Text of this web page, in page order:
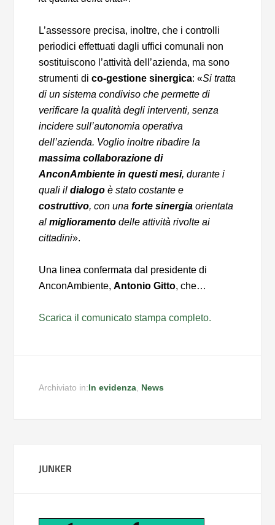
L’assessore precisa, inoltre, che i controlli
periodici effettuati dagli uffici comunali non
sostituiscono l’attività dell’azienda, ma sono
strumenti dico-gestione sinergica: «Si tratta
di un sistema condiviso che permette di
verificare la qualità degli interventi, senza
incidere sull’autonomia operativa
dell’azienda. Voglio inoltre ribadire la
massima collaborazione di
AnconAmbiente in questi mesi, durante i
quali ildialogo è stato costante e
costruttivo, con unaforte sinergia orientata
almiglioramento delle attività rivolte ai
cittadini».
Una linea confermata dal presidente di
AnconAmbiente,Antonio Gitto, che…
Scarica il comunicato stampa completo.
Archiviato in:In evidenza News
JUNKER